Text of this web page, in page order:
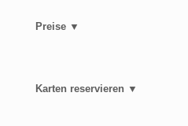
Preise ▼
Karten reservieren ▼